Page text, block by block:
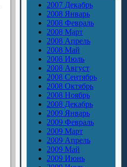
2007 Декабрь
2008 Январь
2008 Февраль
2008 Март
2008 Апрель
2008 Май
2008 Июль
2008 Август
2008 Сентябрь
2008 Октябрь
2008 Ноябрь
2008 Декабрь
2009 Январь
2009 Февраль
2009 Март
2009 Апрель
2009 Май
2009 Июнь